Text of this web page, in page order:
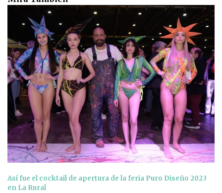
Así fue el cocktail de apertura de la feria Puro Diseño 2023
en La Rural